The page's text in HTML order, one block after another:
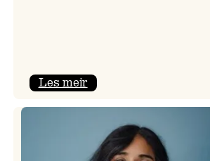
Les meir:
tilbake!